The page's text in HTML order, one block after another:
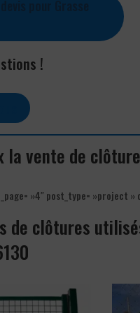
!
la vente de
»4″ post_type= »project
de clôtures